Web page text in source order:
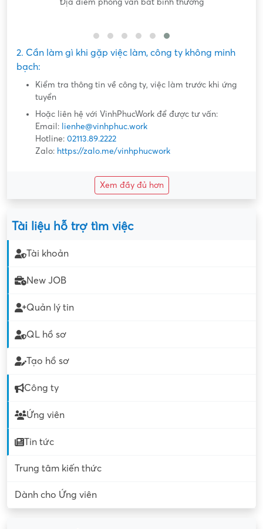
Nội dung mô tả công việc sơ sài, không đồng nhất với công
2. Cần làm gì khi gặp việc làm, công ty không minh
bạch:
Kiểm tra thông tin về công ty, việc làm trước khi ứng
tuyển
Hoặc liên hệ với VinhPhucWork để được tư vấn:
Email: lienhe@vinhphuc.work
Hotline: 02113.89.2222
Zalo: https://zalo.me/vinhphucwork
Xem đầy đủ hơn
Tài liệu hỗ trợ tìm việc
Tài khoản
New JOB
Quản lý tin
QL hồ sơ
Tạo hồ sơ
Công ty
Ứng viên
Tin tức
Trung tâm kiến thức
Dành cho Ứng viên